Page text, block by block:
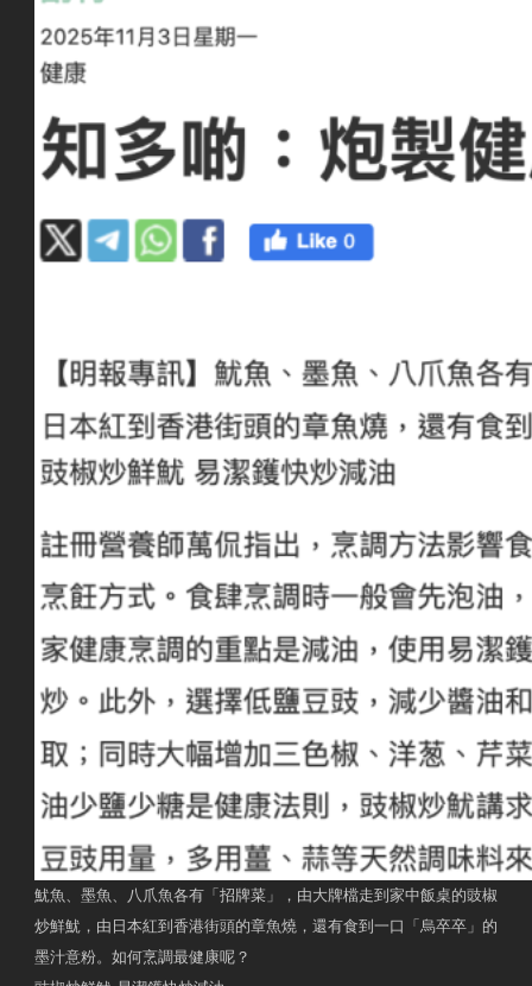
魷魚、墨魚、八爪魚各有「招牌菜」，由大牌檔走到家中飯桌的豉椒
炒鮮魷，由日本紅到香港街頭的章魚燒，還有食到一口「烏卒卒」的
墨汁意粉。如何烹調最健康呢？